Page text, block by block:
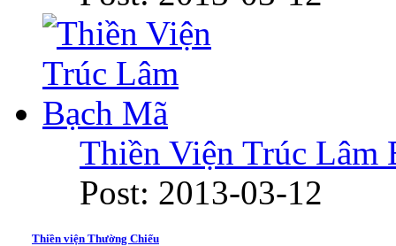
Thiền Viện Trúc Lâm
Post: 2013-03-12
Thiền viện Thường Chiếu